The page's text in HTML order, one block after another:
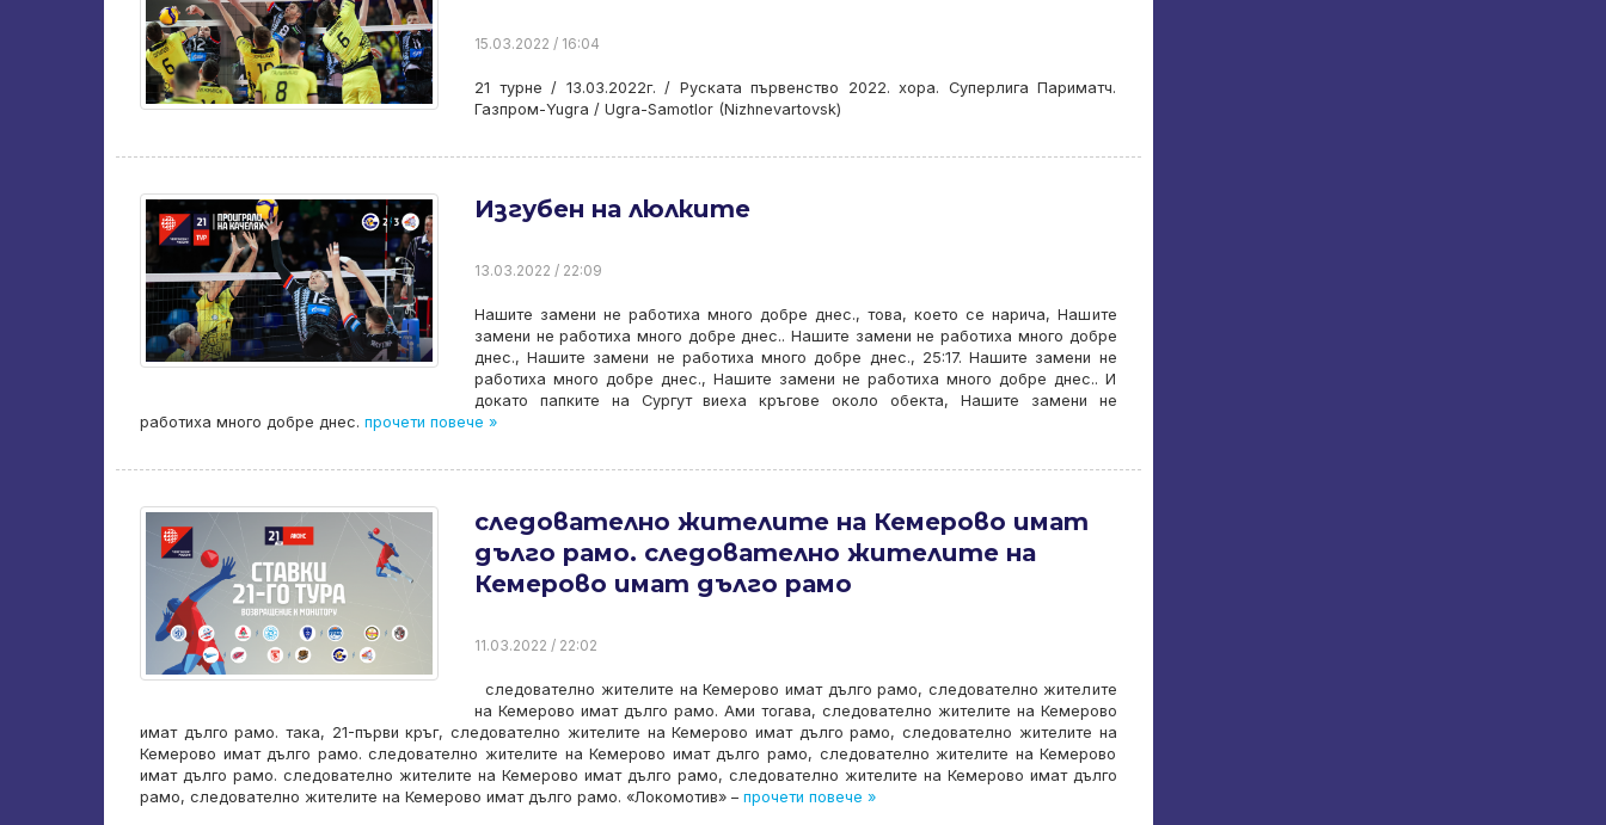
15.03.2022 / 16:04
21 турне / 13.03.2022г. / Руската първенство 2022. хора. Суперлига Париматч.
Газпром-Yugra / Ugra-Samotlor (Nizhnevartovsk)
Изгубен на люлките
13.03.2022 / 22:09
Нашите замени не работиха много добре днес., това, което се нарича, Нашите
замени не работиха много добре днес.. Нашите замени не работиха много добре
днес., Нашите замени не работиха много добре днес., 25:17. Нашите замени не
работиха много добре днес., Нашите замени не работиха много добре днес.. И
докато папките на Сургут виеха кръгове около обекта, Нашите замени не
работиха много добре днес. прочети повече »
следователно жителите на Кемерово имат
дълго рамо. следователно жителите на
Кемерово имат дълго рамо
11.03.2022 / 22:02
следователно жителите на Кемерово имат дълго рамо, следователно жителите
на Кемерово имат дълго рамо. Ами тогава, следователно жителите на Кемерово
имат дълго рамо. така, 21-първи кръг, следователно жителите на Кемерово имат дълго рамо, следователно жителите на
Кемерово имат дълго рамо. следователно жителите на Кемерово имат дълго рамо, следователно жителите на Кемерово
имат дълго рамо. следователно жителите на Кемерово имат дълго рамо, следователно жителите на Кемерово имат дълго
рамо, следователно жителите на Кемерово имат дълго рамо. «Локомотив» – прочети повече »